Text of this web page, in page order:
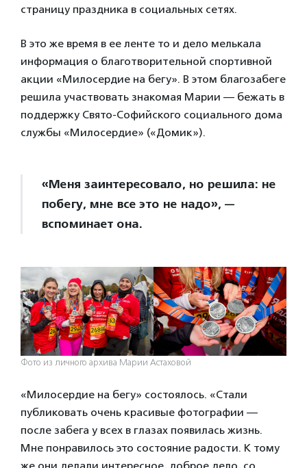
страницу праздника в социальных сетях.
В это же время в ее ленте то и дело мелькала
информация о благотворительной спортивной
акции «Милосердие на бегу». В этом благозабеге
решила участвовать знакомая Марии — бежать в
поддержку Свято-Софийского социального дома
службы «Милосердие» («Домик»).
«Меня заинтересовало, но решила: не
побегу, мне все это не надо», —
вспоминает она.
Фото из личного архива Марии Астаховой
«Милосердие на бегу» состоялось. «Стали
публиковать очень красивые фотографии —
после забега у всех в глазах появилась жизнь.
Мне понравилось это состояние радости. К тому
же они делали интересное, доброе дело, со